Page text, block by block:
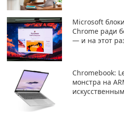
Microsoft
Chrome ради
— и на этот
Chromebook:
монстра на